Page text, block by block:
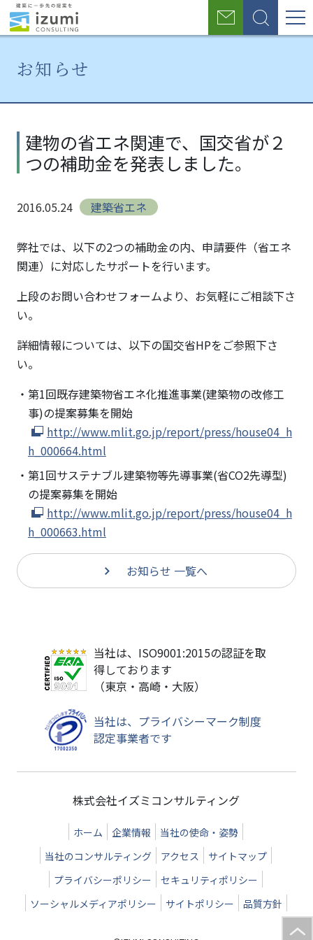
グ
ロ
ー
ビ
ゲ
シ
ョ
ン
お
問
検
索
お知らせ
ら
せ
エネ
関連
省が
の補
助金
表し
建物の省エネ関連で、国交省が２
つの補助金を発表しました。
2016.05.24 建築省エネ
弊社では、以下の2つの補助金の内、申請要件（省エネ
関連）に対応したサポートを行います。
上段のお問い合わせフォームより、お気軽にご相談下さ
い。
詳細情報については、以下の国交省HPをご参照下さ
い。
第1回既存建築物省エネ化推進事業(建築物の改修工
事)の提案募集を開始
http://www.mlit.go.jp/report/press/house04_h
h_000664.html
第1回サステナブル建築物等先導事業(省CO2先導型)
の提案募集を開始
http://www.mlit.go.jp/report/press/house04_h
h_000663.html
お知らせ 一覧へ
当社は、ISO9001:2015の認証を取
得しております
（東京・高崎・大阪）
当社は、プライバシーマーク制度
認定事業者です
株式会社イズミコンサルティング
ホーム 企業情報
当社の使命・姿勢
当社のコンサルティング
アクセス
サイトマップ
プライバシーポリシー
セキュリティポリシー
ソーシャルメディアポリシー
サイトポリシー 品質方針